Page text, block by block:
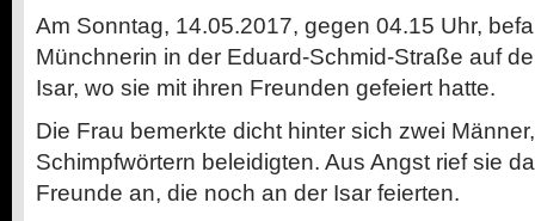
Am Sonntag, 14.05.2017, gegen 04.15 Uhr,
Münchnerin in der Eduard-Schmid-Straße auf
Isar, wo sie mit ihren Freunden gefeiert hatte.
Die Frau bemerkte dicht hinter sich zwei
Schimpfwörtern beleidigten. Aus Angst rief sie
Freunde an, die noch an der Isar feierten.